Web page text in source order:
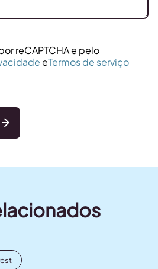
reCAPTCHA e pelo
eTermos de serviço